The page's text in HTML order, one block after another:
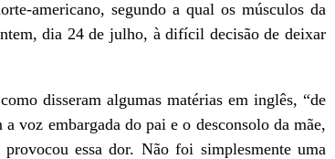
americano, segundo a qual os músculos da
dia 24 de julho, à difícil decisão de deixar
disseram algumas matérias em inglês, “de
voz embargada do pai e o desconsolo da mãe,
essa dor. Não foi simplesmente uma